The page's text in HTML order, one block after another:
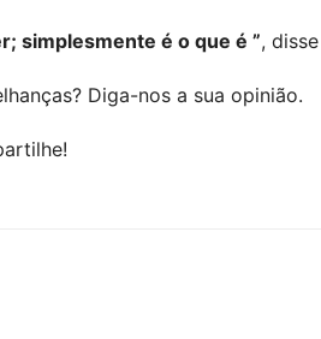
simplesmente é o que é ”,
Diga-nos a sua opinião.